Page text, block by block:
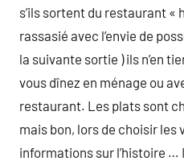
s’ils sortent du restaurant «
rassasié avec l’envie de
la suivante sortie ) ils n’en
vous dînez en ménage ou
restaurant. Les plats sont
mais bon, lors de choisir les
informations sur l’histoire …